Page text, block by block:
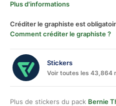
Plus d'informations
Créditer le graphiste est
Comment créditer le graphiste ?
Stickers
Voir toutes les 43,864
Plus de stickers du pack Bernie